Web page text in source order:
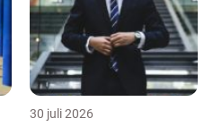
30 juli 2026